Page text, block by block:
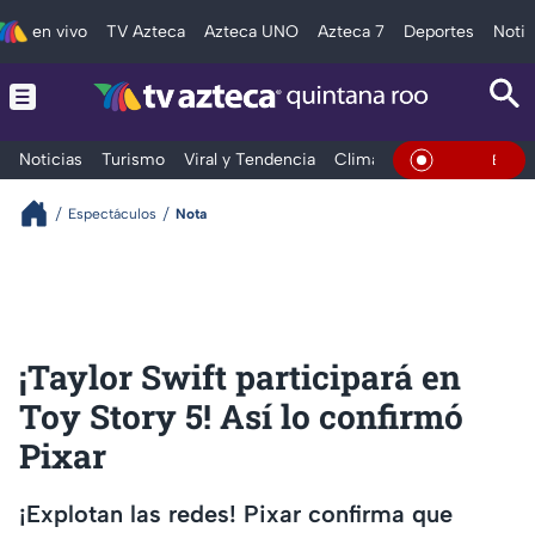
en vivo TV Azteca Azteca UNO Azteca 7 Deportes
Noticias Turismo Viral y Tendencia Clima Tráfico En Vivo
Espectáculos Nota
¡Taylor Swift participará en
Toy Story 5! Así lo confirmó
Pixar
¡Explotan las redes! Pixar confirma que